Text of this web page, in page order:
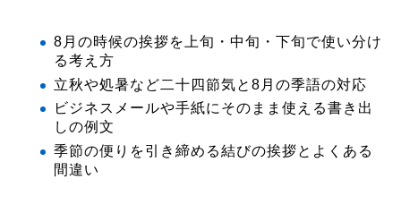
8月の時候の挨拶を上旬・中旬・下旬で使い分け
る考え方
立秋や処暑など二十四節気と8月の季語の対応
ビジネスメールや手紙にそのまま使える書き出
しの例文
季節の便りを引き締める結びの挨拶とよくある
間違い